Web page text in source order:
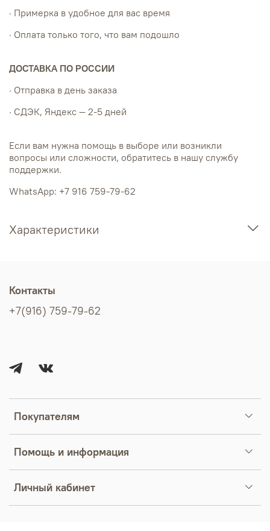
· Примерка в удобное для вас время
· Оплата только того, что вам подошло
ДОСТАВКА ПО РОССИИ
· Отправка в день заказа
· СДЭК, Яндекс — 2-5 дней
Если вам нужна помощь в выборе или возникли
вопросы или сложности, обратитесь в нашу службу
поддержки.
WhatsApp: +7 916 759-79-62
Характеристики
Покупателям
Помощь и информация
Личный кабинет
Контакты
+7(916) 759-79-62